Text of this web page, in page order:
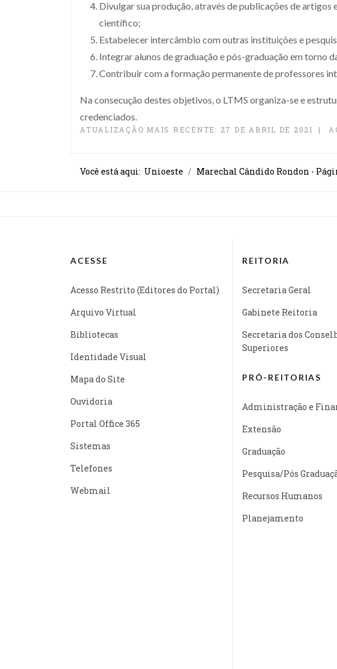
Divulgar sua produção, através de publicações de
científico;
Estabelecer intercâmbio com outras instituições e
Integrar alunos de graduação e pós-graduação em torno
Contribuir com a formação permanente de professores
Na consecução destes objetivos, o LTMS organiza-se e
credenciados.
ATUALIZAÇÃO MAIS RECENTE: 27 DE ABRIL DE 2021
Você está aqui: Unioeste Marechal Cândido Rondon -
ACESSE
Acesso Restrito (Editores do Portal)
Arquivo Virtual
Bibliotecas
Identidade Visual
Mapa do Site
Ouvidoria
Portal Office 365
Sistemas
Telefones
Webmail
REITORIA
Secretaria Geral
Gabinete Reitoria
Secretaria dos
Superiores
PRÓ-REITORIAS
Administração e
Extensão
Graduação
Pesquisa/Pós
Recursos Humanos
Planejamento